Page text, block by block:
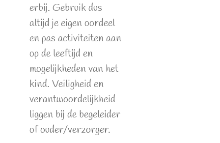
erbij. Gebruik dus
altijd je eigen oordeel
en pas activiteiten aan
op de leeftijd en
mogelijkheden van het
kind. Veiligheid en
verantwoordelijkheid
liggen bij de begeleider
of ouder/verzorger.